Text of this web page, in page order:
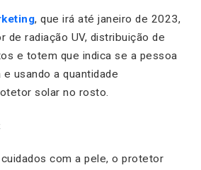
, que irá até janeiro de 2023,
de radiação UV, distribuição de
e totem que indica se a pessoa
usando a quantidade
solar no rosto.
com a pele, o protetor